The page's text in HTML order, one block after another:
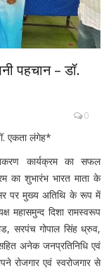
पहचान – डॉ.
0
एकता लंगेह*
कार्यक्रम का सफल
का शुभारंभ भारत माता के
पर मुख्य अतिथि के रूप में
महासमुन्द दिशा रामस्वरूप
सरपंच गोपाल सिंह ध्रुव,
अनेक जनप्रतिनिधि एवं
रोजगार एवं स्वरोजगार से